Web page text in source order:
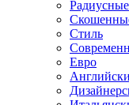
Радиусные
Стиль
Евро